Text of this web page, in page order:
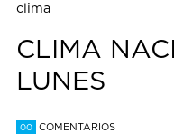
clima
CLIMA
LUNES
00 COMENTARIOS